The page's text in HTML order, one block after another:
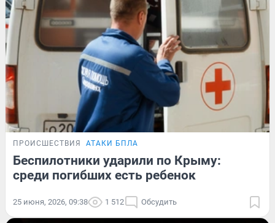
ПРОИСШЕСТВИЯ АТАКИ БПЛА
Беспилотники ударили по Крыму:
среди погибших есть ребенок
25 июня, 2026, 09:38 1 512 Обсудить